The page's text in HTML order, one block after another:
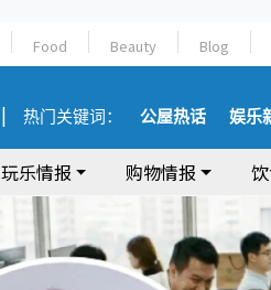
Food Beauty Blog
热门关键词： 公屋热话 娱乐
玩乐情报 购物情报